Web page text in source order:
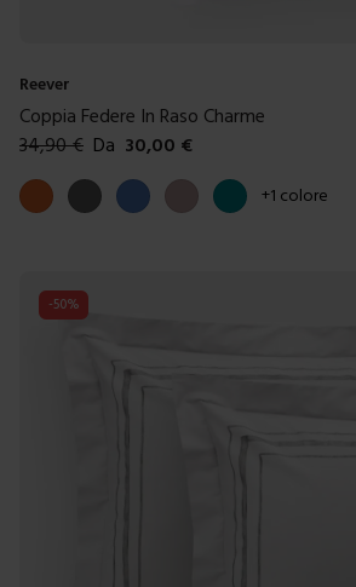
Reever
Coppia Federe In Raso Charme
34,90€ Da 30,00 €
Colori disponibili
ArancioneGrigio scuro
Blue Grigio Ottanio
+1 colore
-50%